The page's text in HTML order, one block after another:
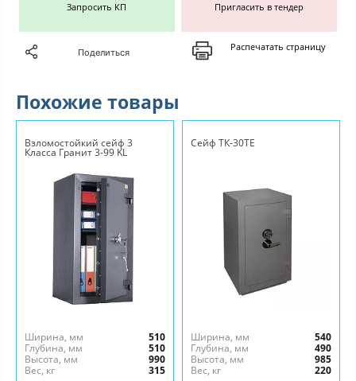
Запросить КП Пригласить в тендер
Поделиться Распечатать страницу
Похожие товары
Взломостойкий сейф 3
Класса Гранит 3-99 KL
Ширина, мм
510
Глубина, мм
510
Высота, мм
990
Вес, кг
315
Сейф ТК-30ТЕ
Ширина, мм
540
Глубина, мм
490
Высота, мм
985
Вес, кг
220